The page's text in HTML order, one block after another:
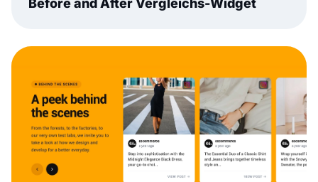
Before and After Vergleichs-Widget